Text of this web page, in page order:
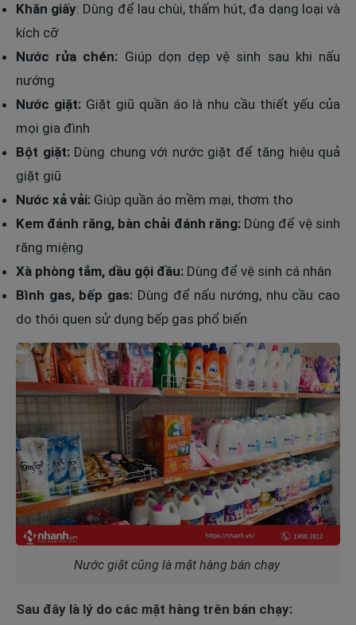
Khăn giấy: Dùng để lau chùi, thấm hút, đa dạng loại và
kích cỡ
Nước rửa chén: Giúp dọn dẹp vệ sinh sau khi nấu
nướng
Nước giặt: Giặt giũ quần áo là nhu cầu thiết yếu của
mọi gia đình
Bột giặt:Dùng chung với nước giặt để tăng hiệu quả
giặt giũ
Nước xả vải: Giúp quần áo mềm mại, thơm tho
Kem đánh răng, bàn chải đánh răng:Dùng để vệ sinh
răng miệng
Xà phòng tắm, dầu gội đầu: Dùng để vệ sinh cá nhân
Bình gas, bếp gas: Dùng để nấu nướng, nhu cầu cao
do thói quen sử dụng bếp gas phổ biến
Nước giặt cũng là mặt hàng bán chạy
Sau đây là lý do các mặt hàng trên bán chạy: